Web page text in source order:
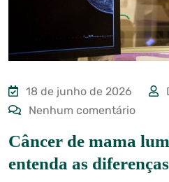
18 de junho de 2026
Nenhum comentário
Câncer de mama
entenda as